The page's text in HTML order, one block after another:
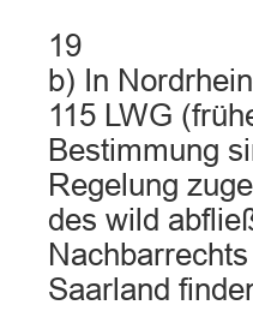
19
b) In
115 LWG
Bestimmung
Regelung
des wild
Saarland